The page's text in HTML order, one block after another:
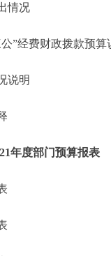
情况
经费财政拨款预算
说明
年度部门预算报表